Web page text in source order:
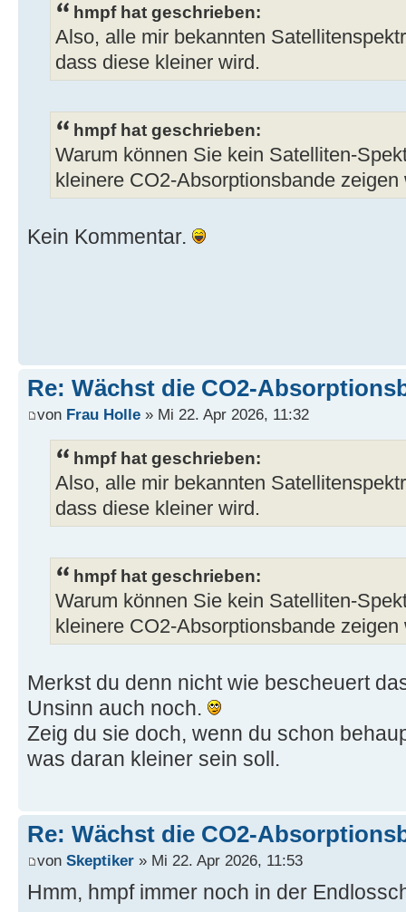
hmpf hat geschrieben:
Also, alle mir bekannten
dass diese kleiner wird.
hmpf hat geschrieben:
Warum können Sie kein Satelliten-
kleinere CO2-Absorptionsbande zeigen
Kein Kommentar.
Re: Wächst die CO2-
von Frau Holle » Mi 22. Apr 2026, 11:32
hmpf hat geschrieben:
Also, alle mir bekannten
dass diese kleiner wird.
hmpf hat geschrieben:
Warum können Sie kein Satelliten-
kleinere CO2-Absorptionsbande zeigen
Merkst du denn nicht wie bescheuert
Unsinn auch noch.
Zeig du sie doch, wenn du schon
was daran kleiner sein soll.
Re: Wächst die CO2-
von Skeptiker » Mi 22. Apr 2026, 11:53
Hmm, hmpf immer noch in der